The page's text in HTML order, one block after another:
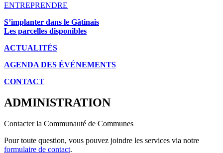
ENTREPRENDRE
S’implanter dans le Gâtinais
Les parcelles disponibles
ACTUALITÉS
AGENDA DES ÉVÉNEMENTS
CONTACT
ADMINISTRATION
Contacter la Communauté de Communes
Pour toute question, vous pouvez joindre les services via notre
formulaire de contact.